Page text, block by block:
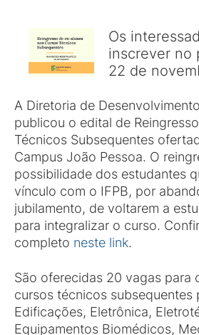
Os
inscrever no
22 de
A Diretoria de
publicou o edital de
Técnicos Subsequentes
Campus João Pessoa. O
possibilidade dos estudantes
vínculo com o IFPB, por
jubilamento, de voltarem a
para integralizar o curso.
completo neste link.
São oferecidas 20 vagas para
cursos técnicos subsequentes
Edificações, Eletrônica,
Equipamentos Biomédicos,